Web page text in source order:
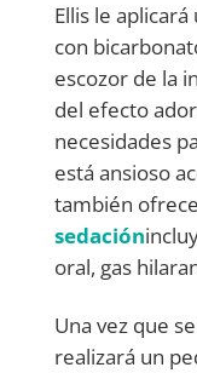
Ellis le
con
escozor de la
del efecto
necesidades
está ansioso
también
sedación
oral, gas
Una vez que
realizará un